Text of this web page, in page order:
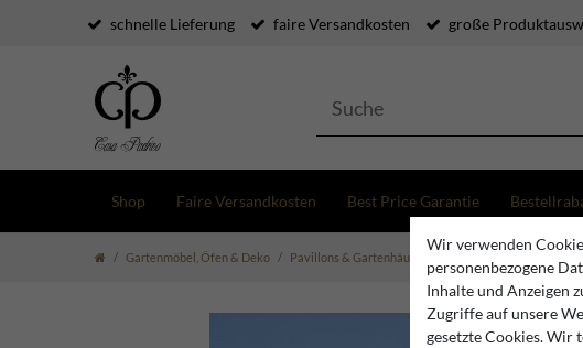
schnelle Lieferung faire Versandkosten große
Shop Faire Versandkosten Best Price Garantie
Gartenmöbel, Öfen & Deko Pavillons & Gartenhäuser Casa Padrino Luxus
Wir verwenden
personenbezogene
Inhalte und Anzeigen
Zugriffe auf unsere
gesetzte Cookies. Wir